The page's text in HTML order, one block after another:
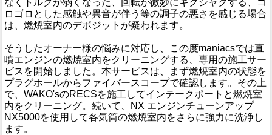
なくトルクが弱くなった、回転が微妙にギクシャクする、ゴ
ロゴロとした感触や異音が伴う等の調子の悪さを感じる場合
は、燃焼室内のデポジットが疑われます。
そうしたオーナー様の悩みに対応し、この度maniacsでは直
噴エンジンの燃焼室内をクリーニングする、専用の施工サー
ビスを開始しました。本サービスは、まず燃焼室内の状態を
プラグホールからファイバースコープで確認します。その上
で、WAKO'sのRECSを施工してインテークポートと燃焼室
内をクリーニング。続いて、NX エンジンチューンアップ
NX5000を使用して各気筒の燃焼室内をさらに強力に洗浄し
ます。